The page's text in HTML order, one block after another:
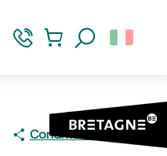
Condividere